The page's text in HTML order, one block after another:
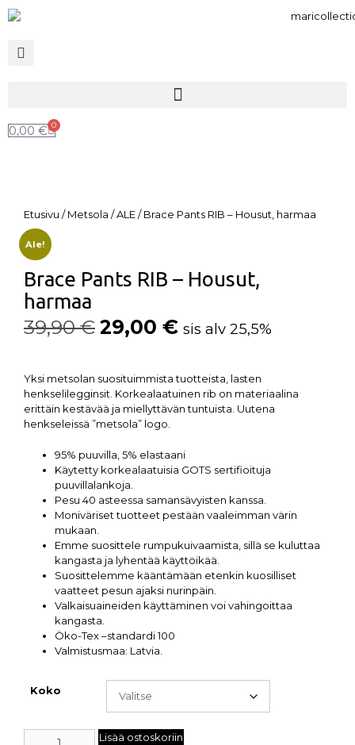
0,00 € 0
Etusivu /Metsola /ALE/ Brace Pants RIB – Housut, harmaa
Ale!
Brace Pants RIB – Housut,
harmaa
39,90€ 29,00 € sis alv 25,5%
Yksi metsolan suosituimmista tuotteista, lasten
henkselilegginsit. Korkealaatuinen rib on materiaalina
erittäin kestävää ja miellyttävän tuntuista. Uutena
henkseleissä ”metsola” logo.
95% puuvilla, 5% elastaani
Käytetty korkealaatuisia GOTS sertifioituja
puuvillalankoja.
Pesu 40 asteessa samansävyisten kanssa.
Moniväriset tuotteet pestään vaaleimman värin
mukaan.
Emme suosittele rumpukuivaamista, sillä se kuluttaa
kangasta ja lyhentää käyttöikää.
Suosittelemme kääntämään etenkin kuosilliset
vaatteet pesun ajaksi nurinpäin.
Valkaisuaineiden käyttäminen voi vahingoittaa
kangasta.
Öko-Tex –standardi 100
Valmistusmaa: Latvia.
Koko
Lisää ostoskoriin